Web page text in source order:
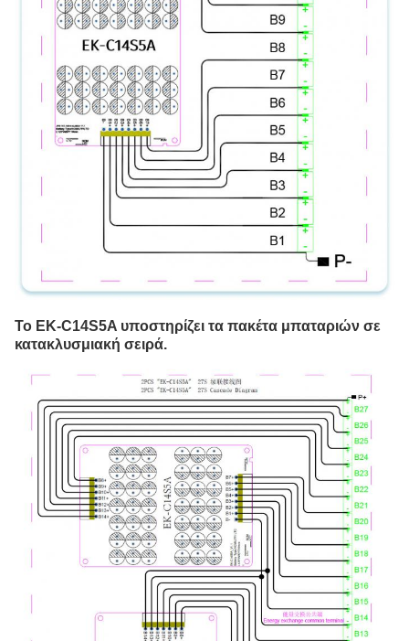
Το EK-C14S5A υποστηρίζει τα πακέτα μπαταριών σε
κατακλυσμιακή σειρά.